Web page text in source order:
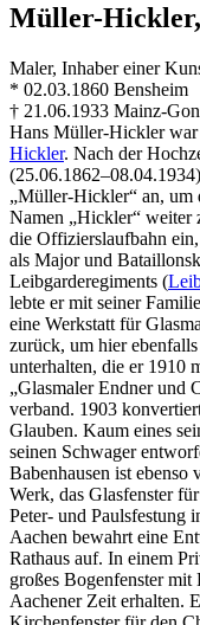
Müller-
Maler, Inhaber einer
* 02.03.1860 Bensheim
† 21.06.1933 Mainz-
Hans Müller-Hickler
Hickler. Nach der
„Müller-Hickler“ an, um
Namen „Hickler“ weiter
die Offizierslaufbahn
als Major und
Leibgarderegiments (
lebte er mit seiner
eine Werkstatt für
zurück, um hier
unterhalten, die er 1910
„Glasmaler Endner und
verband. 1903
Glauben. Kaum eines
seinen Schwager
Babenhausen ist ebenso
Werk, das Glasfenster
Peter- und Paulsfestung
Aachen bewahrt eine
Rathaus auf. In einem
großes Bogenfenster
Aachener Zeit erhalten.